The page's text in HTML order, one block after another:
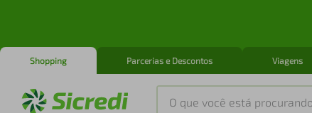
Shopping Parcerias e Descontos Viagens
O que você está procurando?